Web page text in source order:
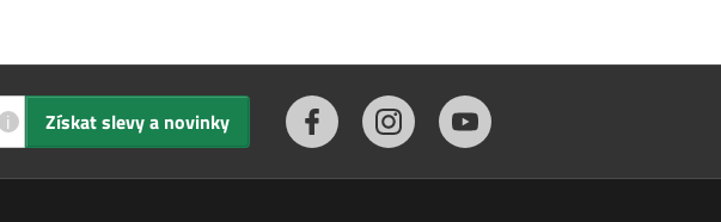
i Získat slevy a novinky